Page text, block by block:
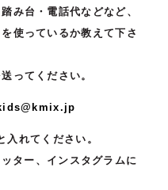
み台・電話代などなど、
使っているか教えて下さ
ってください。
入れてください。
ター、インスタグラムに